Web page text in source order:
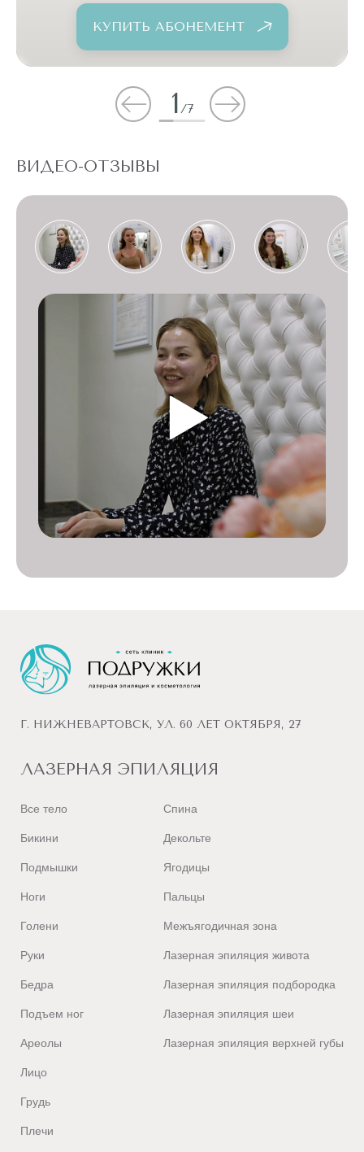
КУПИТЬ АБОНЕМЕНТ
1 /7
ВИДЕО-ОТЗЫВЫ
Г. НИЖНЕВАРТОВСК, УЛ. 60 ЛЕТ ОКТЯБРЯ, 27
ЛАЗЕРНАЯ ЭПИЛЯЦИЯ
Все тело
Бикини
Подмышки
Ноги
Голени
Руки
Бедра
Подъем ног
Ареолы
Лицо
Грудь
Плечи
Спина
Декольте
Ягодицы
Пальцы
Межъягодичная зона
Лазерная эпиляция живота
Лазерная эпиляция подбородка
Лазерная эпиляция шеи
Лазерная эпиляция верхней губы